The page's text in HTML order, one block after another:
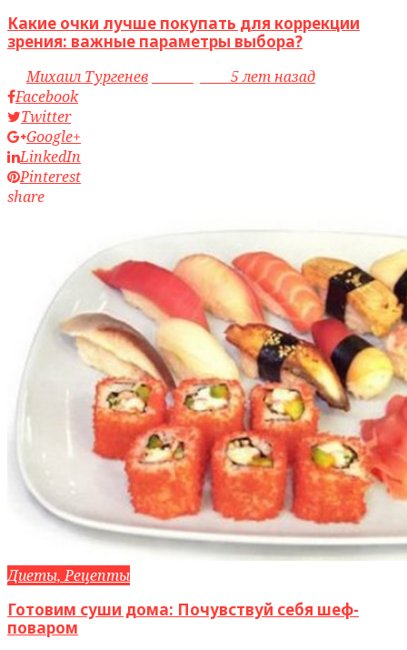
Какие очки лучше покупать для коррекции
зрения: важные параметры выбора?
byМихаил Тургенев
5 лет назад
Facebook
Twitter
Google+
LinkedIn
Pinterest
share
Диеты, Рецепты
Готовим суши дома: Почувствуй себя шеф-
поваром